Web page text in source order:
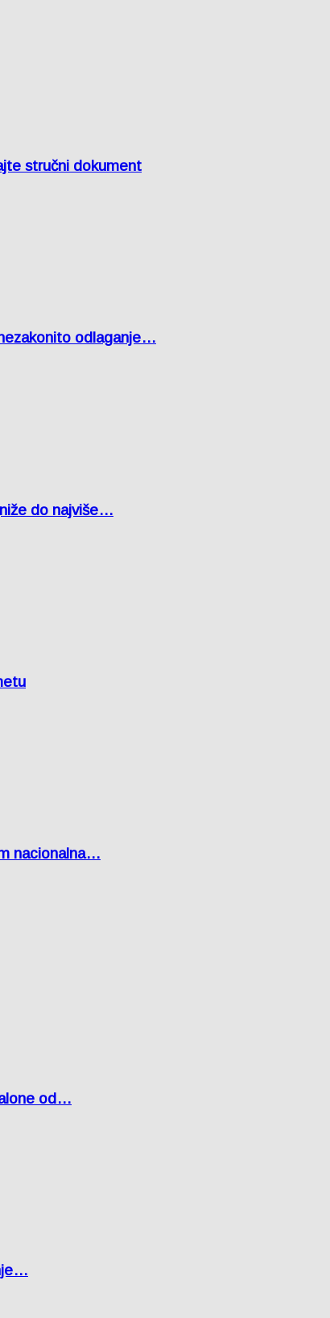
stručni dokument
odlaganje…
do najviše…
nacionalna…
od…